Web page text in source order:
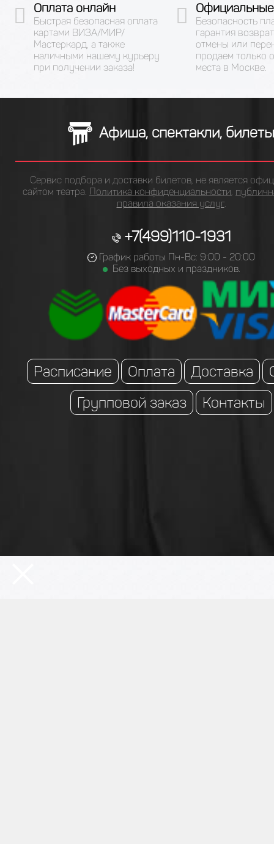
Оплата онлайн
Быстрая безопасная оплата
картами ВИЗА/МИР/
Мастеркард, а также
наличными нашему курьеру
при получении заказа!
Безопасность
гарантия
отмены или
продаем только
места в Москве.
Афиша, спектакли, билеты
Сервис подбора и доставки билетов, не является
сайтом театра. Политика конфиденциальности,
правила оказания услуг.
+7(499)110-1931
График работы Пн-Вс: 9:00 - 20:00
Без выходных и праздников.
Расписание Оплата Доставка
Групповой заказ
Контакты